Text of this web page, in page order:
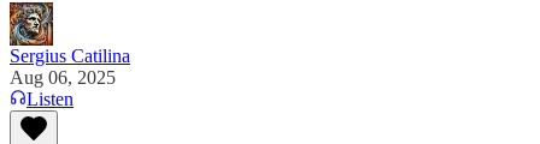
Sergius Catilina
Aug 06, 2025
Listen